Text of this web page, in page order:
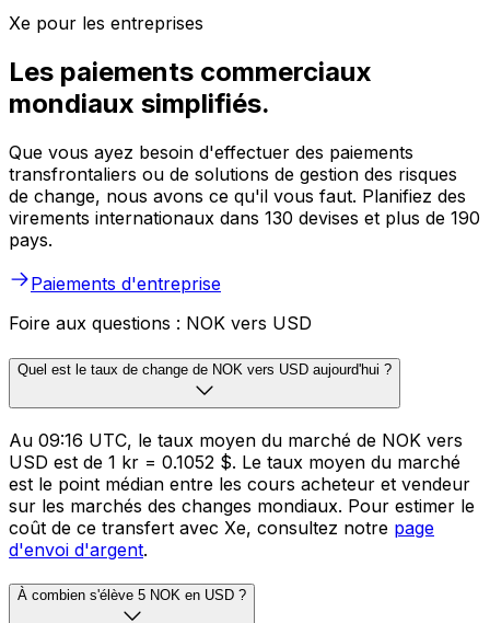
Xe pour les entreprises
Les paiements commerciaux
mondiaux simplifiés.
Que vous ayez besoin d'effectuer des paiements
transfrontaliers ou de solutions de gestion des risques
de change, nous avons ce qu'il vous faut. Planifiez des
virements internationaux dans 130 devises et plus de 190
pays.
Paiements d'entreprise
Foire aux questions : NOK vers USD
Quel est le taux de change de NOK vers USD aujourd'hui ?
Au 09:16 UTC, le taux moyen du marché de NOK vers
USD est de 1 kr = 0.1052 $. Le taux moyen du marché
est le point médian entre les cours acheteur et vendeur
sur les marchés des changes mondiaux. Pour estimer le
coût de ce transfert avec Xe, consultez notre page
d'envoi d'argent.
À combien s'élève 5 NOK en USD ?